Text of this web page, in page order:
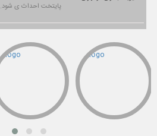
پایتخت احداث ی شود.